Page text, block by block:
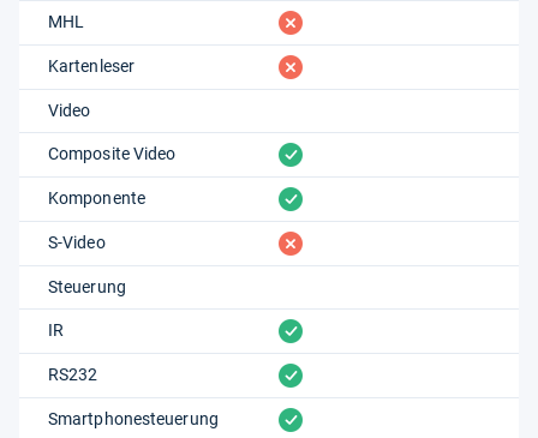
MHL fehlt
Kartenleser fehlt
Video
Composite Video vorhanden
Komponente vorhanden
S-Video fehlt
Steuerung
IR vorhanden
RS232 vorhanden
Smartphonesteuerung vorhanden